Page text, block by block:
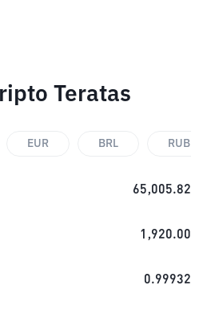
Teratas
EUR BRL RUB
65,005.82
1,920.00
0.99932